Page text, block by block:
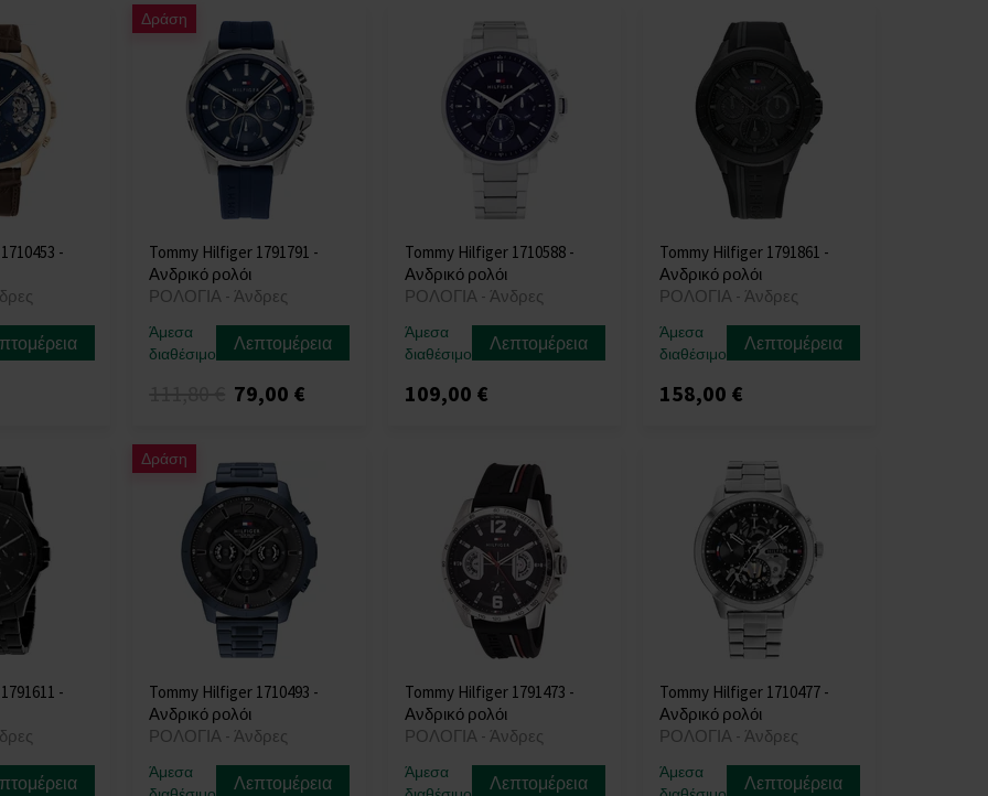
-
Δράση
Tommy Hilfiger 1791791 -
Ανδρικό ρολόι
ΡΟΛΟΓΙΑ - Άνδρες
Άμεσα
διαθέσιμο
Λεπτομέρεια
79,00 €
Tommy Hilfiger 1710588 -
Ανδρικό ρολόι
ΡΟΛΟΓΙΑ - Άνδρες
Άμεσα
διαθέσιμο
Λεπτομέρεια
109,00 €
Tommy Hilfiger 1791861 -
Ανδρικό ρολόι
ΡΟΛΟΓΙΑ - Άνδρες
Άμεσα
διαθέσιμο
Λεπτομέρεια
158,00 €
-
Δράση
Tommy Hilfiger 1710493 -
Ανδρικό ρολόι
ΡΟΛΟΓΙΑ - Άνδρες
Άμεσα
Λεπτομέρεια
Tommy Hilfiger 1791473 -
Ανδρικό ρολόι
ΡΟΛΟΓΙΑ - Άνδρες
Άμεσα
Λεπτομέρεια
Tommy Hilfiger 1710477 -
Ανδρικό ρολόι
ΡΟΛΟΓΙΑ - Άνδρες
Άμεσα
Λεπτομέρεια